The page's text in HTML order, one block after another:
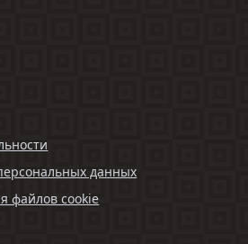
данных
файлов cookie